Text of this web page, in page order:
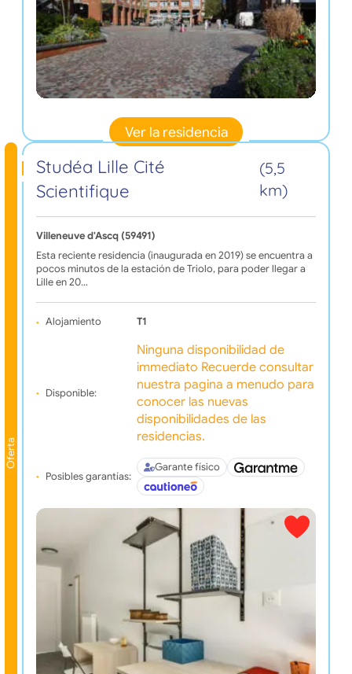
Ver la residencia
Oferta
Studéa Lille Cité
Scientifique
(5,5
km)
Villeneuve d'Ascq (59491)
Esta reciente residencia (inaugurada en 2019) se encuentra a
pocos minutos de la estación de Triolo, para poder llegar a
Lille en 20…
Alojamiento T1
Disponible:
Ninguna disponibilidad de
immediato Recuerde consultar
nuestra pagina a menudo para
conocer las nuevas
disponibilidades de las
residencias.
Posibles garantías:
Garante físico